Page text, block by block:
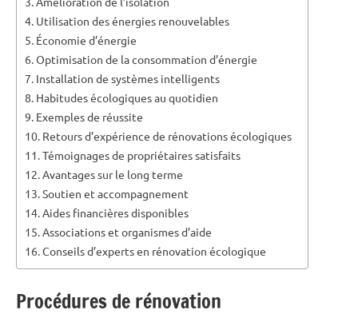
Utilisation des énergies renouvelables
Économie d’énergie
Optimisation de la consommation d’énergie
Installation de systèmes intelligents
Habitudes écologiques au quotidien
Exemples de réussite
Retours d’expérience de rénovations écologiques
Témoignages de propriétaires satisfaits
Avantages sur le long terme
Soutien et accompagnement
Aides financières disponibles
Associations et organismes d’aide
Conseils d’experts en rénovation écologique
Procédures de rénovation